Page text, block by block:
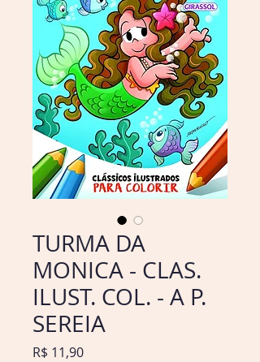
TURMA DA
MONICA - CLAS.
ILUST. COL. - A P.
SEREIA
R$ 11,90Preço